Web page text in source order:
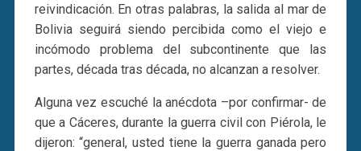
reivindicación. En otras palabras, la salida al mar de
Bolivia seguirá siendo percibida como el viejo e
incómodo problema del subcontinente que las
partes, década tras década, no alcanzan a resolver.
Alguna vez escuché la anécdota –por confirmar- de
que a Cáceres, durante la guerra civil con Piérola, le
dijeron: “general, usted tiene la guerra ganada pero